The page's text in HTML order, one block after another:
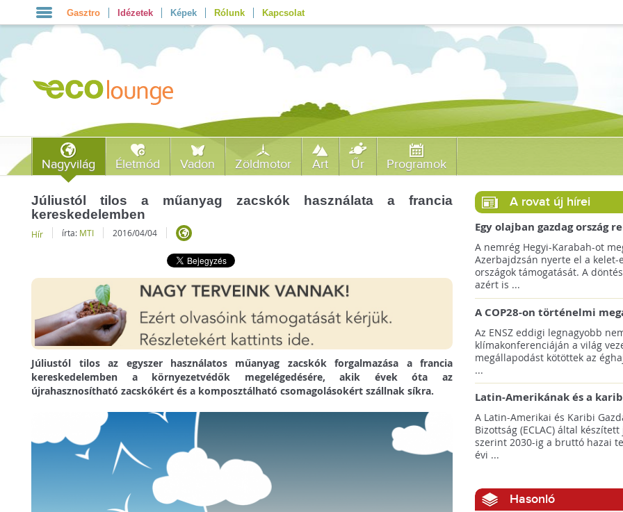
Gasztro Idézetek Képek Rólunk Kapcsolat
Nagyvilág Életmód Vadon Zöldmotor Art Űr Programok
Júliustól tilos a műanyag zacskók használata a francia
kereskedelemben
Hír írta: MTI 2016/04/04
Júliustól tilos az egyszer használatos műanyag zacskók forgalmazása a francia
kereskedelemben a környezetvédők megelégedésére, akik évek óta az
újrahasznosítható zacskókért és a komposztálható csomagolásokért szállnak síkra.
A rovat új hírei
Egy olajban gazdag ország
jövőre a COP29 klímacsúcsot
A nemrég Hegyi-Karabah-ot
Azerbajdzsán nyerte el a kelet-
országok támogatását. A
azért is ...
A COP28-on történelmi
született! - Összefoglaló az
klímacsúcsáról
Az ENSZ eddigi legnagyobb
klímakonferenciáján a világ
megállapodást kötöttek az
...
Latin-Amerikának és a
térségnek növelniük kell
az éghajlatvédelmi célok
A Latin-Amerikai és Karibi
Bizottság (ECLAC) által
szerint 2030-ig a bruttó hazai
évi ...
Hasonló